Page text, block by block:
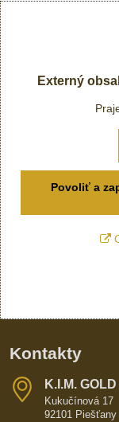
Externý
Povoliť a
Kontakty
K​​.I​​.M​​.
Kukučínová 17
92101 Piešťany